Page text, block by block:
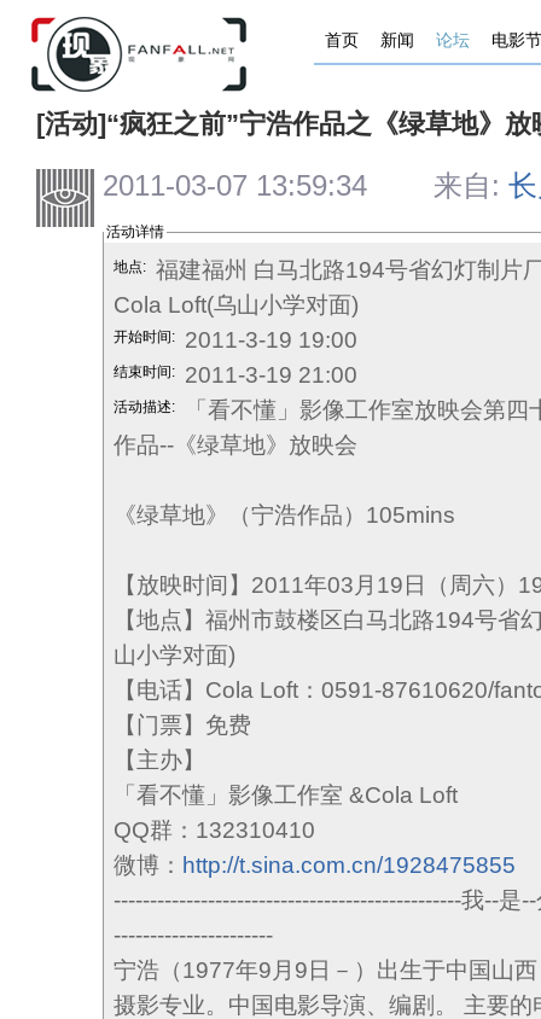
首页 新闻 论坛 电影节
[活动]“疯狂之前”宁浩作品之《绿草地》放
2011-03-07 13:59:34 来自:
活动详情
地点: 福建福州 白马北路194号省幻灯制片
Cola Loft(乌山小学对面)
开始时间: 2011-3-19 19:00
结束时间: 2011-3-19 21:00
活动描述:
「看不懂」影像工作室放映会第四
作品--《绿草地》放映会
《绿草地》（宁浩作品）105mins
【放映时间】2011年03月19日（周六）
【地点】福州市鼓楼区白马北路194号省
山小学对面)
【电话】Cola Loft：0591-87610620/
【门票】免费
【主办】
「看不懂」影像工作室 &Cola Loft
QQ群：132310410
微博： http://t.sina.com.cn/1928475855
------------------------------------------------我--是
----------------------
宁浩（1977年9月9日－）出生于中国山
摄影专业。中国电影导演、编剧。 主要